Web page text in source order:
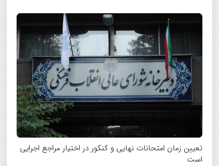
تعیین زمان امتحانات نهایی و کنکور در اختیار مراجع اجرایی
است